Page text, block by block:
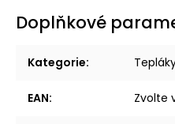
Doplňkové
Kategorie:
EAN: Zvolte